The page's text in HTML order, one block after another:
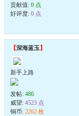
贡献值: 0 点
好评度: 0 点
【深海蓝玉】
新手上路
发帖: 486
威望: 4523 点
铜币: 2262 枚